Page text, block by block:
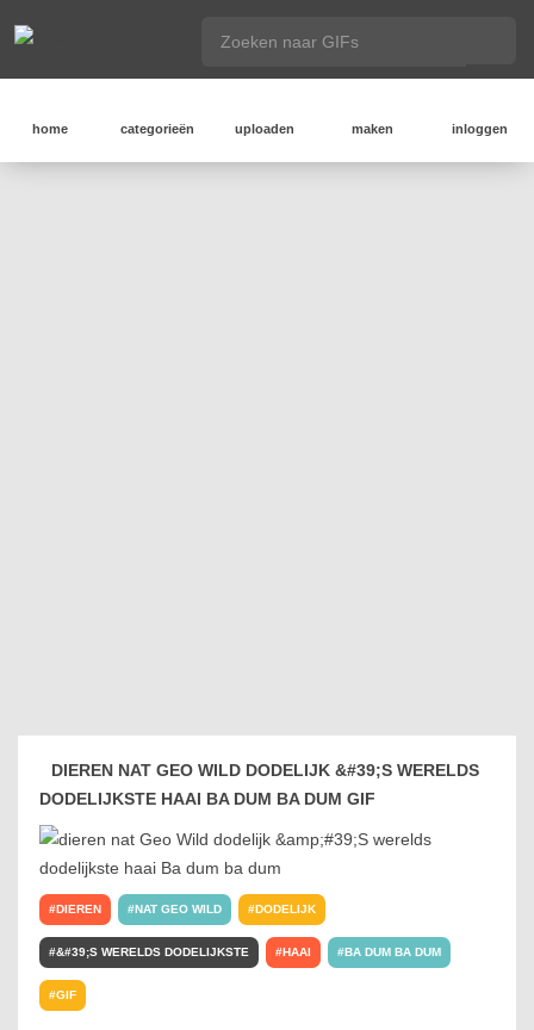
home categorieën uploaden maken inloggen
DIEREN NAT GEO WILD DODELIJK &#39;S WERELDS
DODELIJKSTE HAAI BA DUM BA DUM GIF
DIEREN NAT GEO WILD DODELIJK
&#39;S WERELDS DODELIJKSTE HAAI BA DUM BA DUM
GIF